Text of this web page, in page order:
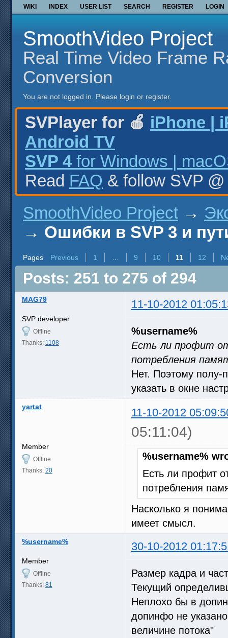
WIKI INDEX USER LIST SEARCH REGISTER LOGIN
SmoothVideo Project
Real Time Video Frame
Conversion
You are not logged in. Please login or register.
SVPlayer for 🍎 iPhone |
Android TV
SVP 4 for Windows |
Read FAQ & follow SVP
SmoothVideo Project →
→ Ошибки в SVP 3 и
Pages Previous 1 9 10 11 12
Posts: 251 to 275 of 294
MAG79 11-10-2012
SVP developer
Offline
Thanks: 1108
%username%
Есть ли профит от
потребления
Нет. Поэтому полу-
указать в окне
yartat 11-10-2012
05:11:04)
Member
Offline
Thanks: 20
%username%
Есть ли профит
потребления
Насколько я
имеет смысл.
%username% 30-10-2012
Member
Offline
Thanks: 81
Размер кадра и
Текущий
Неплохо бы в
допинфо не
величине потока"